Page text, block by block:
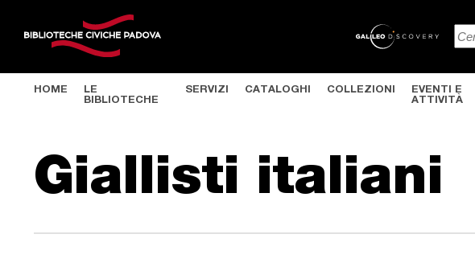
HOME
LE
BIBLIOTECHE
SERVIZI CATALOGHI COLLEZIONI
EVENTI E
ATTIVITÀ
Giallisti italiani